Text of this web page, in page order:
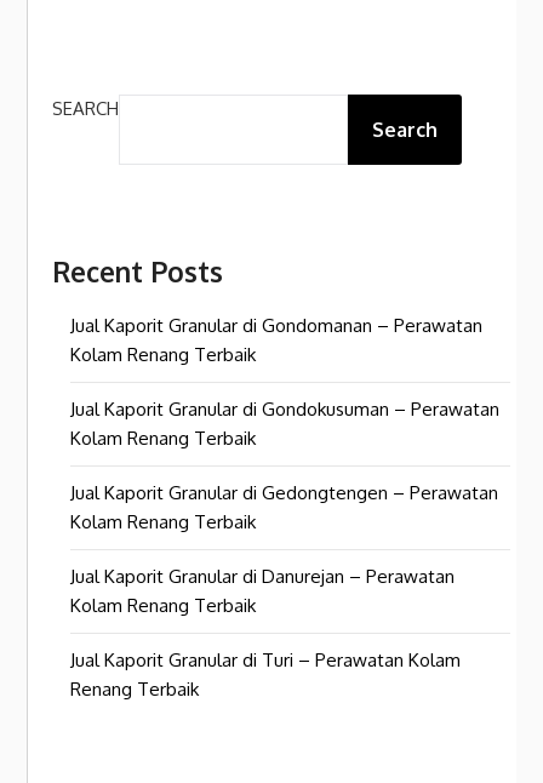
SEARCH
Search
Recent Posts
Jual Kaporit Granular di Gondomanan – Perawatan
Kolam Renang Terbaik
Jual Kaporit Granular di Gondokusuman – Perawatan
Kolam Renang Terbaik
Jual Kaporit Granular di Gedongtengen – Perawatan
Kolam Renang Terbaik
Jual Kaporit Granular di Danurejan – Perawatan
Kolam Renang Terbaik
Jual Kaporit Granular di Turi – Perawatan Kolam
Renang Terbaik